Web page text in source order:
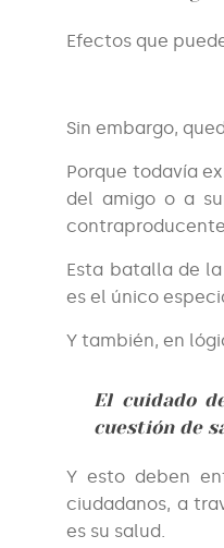
Efectos que
Sin embargo,
Porque todavía
del amigo o a
Esta batalla de
es el único
Y también, en
El cuidado
cuestión de
Y esto deben
ciudadanos, a
es su salud.